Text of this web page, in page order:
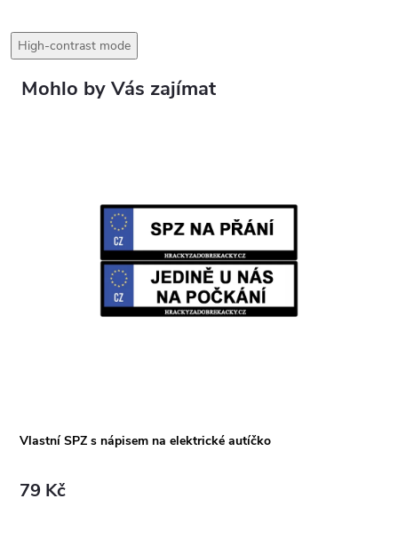
High-contrast mode
Vlastní SPZ s nápisem na elektrické autíčko
79 Kč